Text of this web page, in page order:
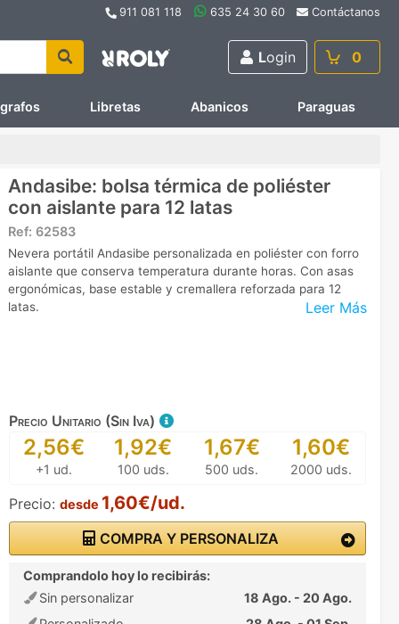
911 081 118 635 24 30 60 Contáctanos
Login 0
Libretas Abanicos Paraguas
Andasibe: bolsa térmica de poliéster
con aislante para 12 latas
Ref: 62583
Leer Más
Nevera portátil Andasibe personalizada en poliéster con forro
aislante que conserva temperatura durante horas. Con asas
ergonómicas, base estable y cremallera reforzada para 12
latas.
Precio Unitario (Sin Iva)
2,56€
+1 ud.
1,92€
100 uds.
1,67€
500 uds.
1,60€
2000 uds.
Precio: desde 1,60€/ud.
COMPRA Y PERSONALIZA
Comprandolo hoy lo recibirás:
Sin personalizar
18 Ago. - 20 Ago.